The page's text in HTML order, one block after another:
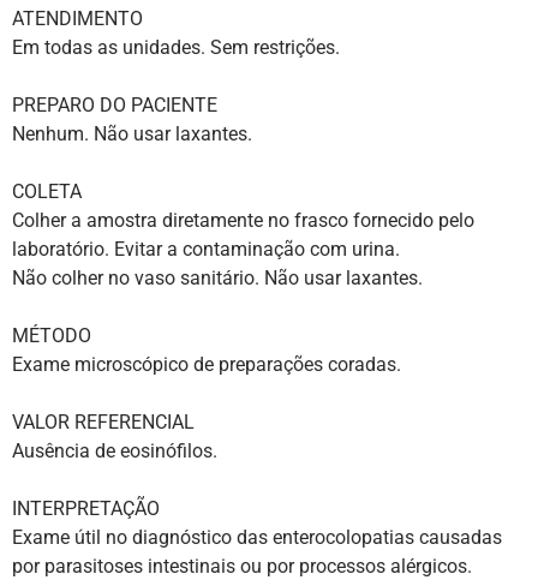
ATENDIMENTO
Em todas as unidades. Sem restrições.
PREPARO DO PACIENTE
Nenhum. Não usar laxantes.
COLETA
Colher a amostra diretamente no frasco fornecido pelo
laboratório. Evitar a contaminação com urina.
Não colher no vaso sanitário. Não usar laxantes.
MÉTODO
Exame microscópico de preparações coradas.
VALOR REFERENCIAL
Ausência de eosinófilos.
INTERPRETAÇÃO
Exame útil no diagnóstico das enterocolopatias causadas
por parasitoses intestinais ou por processos alérgicos.